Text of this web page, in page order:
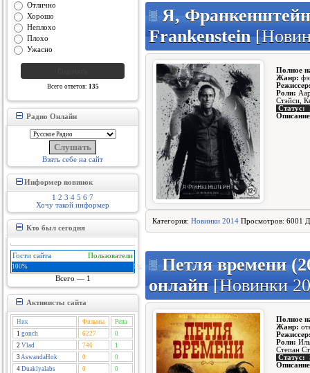
Отлично
Хорошо
Неплохо
Плохо
Ужасно
Всего ответов: 135
Радио Онлайн
Взять себе на сайт
Информер новинок
1 2 3 4 5 6 7
Хочу такой информер
Кто был сегодня
Пользователи
Гости сайта
100% 0%
Всего — 1
Активисты сайта
Ник Фильмы
Репа
1 gonch 6227
0
2 Vlad 746
1
3 AswandaHok 0
0
4 Duaklyalabs 0
0
Я,
Frankenstein
Полное
Жанр:
Роли:
Стэйси,
Статус:
Категория: Новинки 2014 Просмотров: 6001
Петля времени
онлайн[Новинки
Полное
Жанр:
Роли:
Степан
Статус: